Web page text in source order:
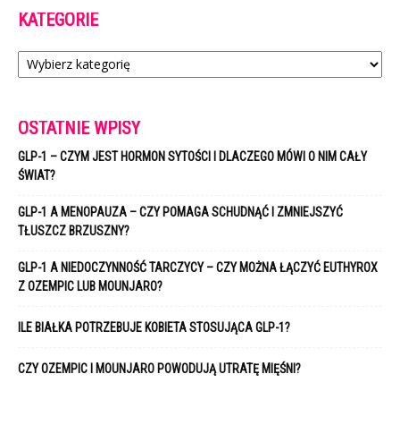
KATEGORIE
Kategorie
OSTATNIE WPISY
GLP-1 – CZYM JEST HORMON SYTOŚCI I DLACZEGO MÓWI O NIM CAŁY
ŚWIAT?
GLP-1 A MENOPAUZA – CZY POMAGA SCHUDNĄĆ I ZMNIEJSZYĆ
TŁUSZCZ BRZUSZNY?
GLP-1 A NIEDOCZYNNOŚĆ TARCZYCY – CZY MOŻNA ŁĄCZYĆ EUTHYROX
Z OZEMPIC LUB MOUNJARO?
ILE BIAŁKA POTRZEBUJE KOBIETA STOSUJĄCA GLP-1?
CZY OZEMPIC I MOUNJARO POWODUJĄ UTRATĘ MIĘŚNI?